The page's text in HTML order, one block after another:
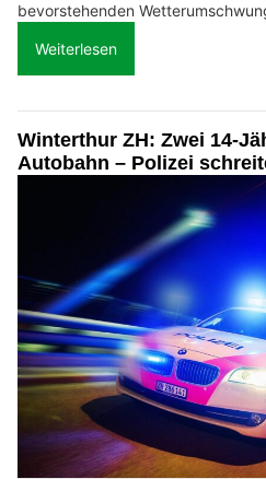
bevorstehenden
Weiterlesen
Winterthur ZH: Zwei 14-
Autobahn – Polizei